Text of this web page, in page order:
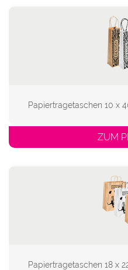
Papiertragetaschen 10 x
ZUM
Papiertragetaschen 18 x